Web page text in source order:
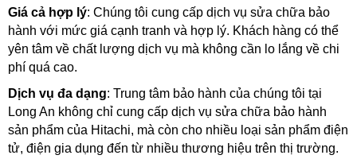
Giá cả hợp lý: Chúng tôi cung cấp dịch vụ sửa chữa bảo
hành với mức giá cạnh tranh và hợp lý. Khách hàng có thể
yên tâm về chất lượng dịch vụ mà không cần lo lắng về chi
phí quá cao.
Dịch vụ đa dạng: Trung tâm bảo hành của chúng tôi tại
Long An không chỉ cung cấp dịch vụ sửa chữa bảo hành
sản phẩm của Hitachi, mà còn cho nhiều loại sản phẩm điện
tử, điện gia dụng đến từ nhiều thương hiệu trên thị trường.